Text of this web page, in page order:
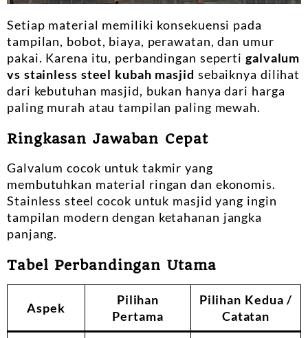
Setiap material memiliki konsekuensi pada
tampilan, bobot, biaya, perawatan, dan umur
pakai. Karena itu, perbandingan seperti galvalum
vs stainless steel kubah masjid sebaiknya dilihat
dari kebutuhan masjid, bukan hanya dari harga
paling murah atau tampilan paling mewah.
Ringkasan Jawaban Cepat
Galvalum cocok untuk takmir yang
membutuhkan material ringan dan ekonomis.
Stainless steel cocok untuk masjid yang ingin
tampilan modern dengan ketahanan jangka
panjang.
Tabel Perbandingan Utama
Aspek
Pilihan
Pertama
Pilihan Kedua /
Catatan